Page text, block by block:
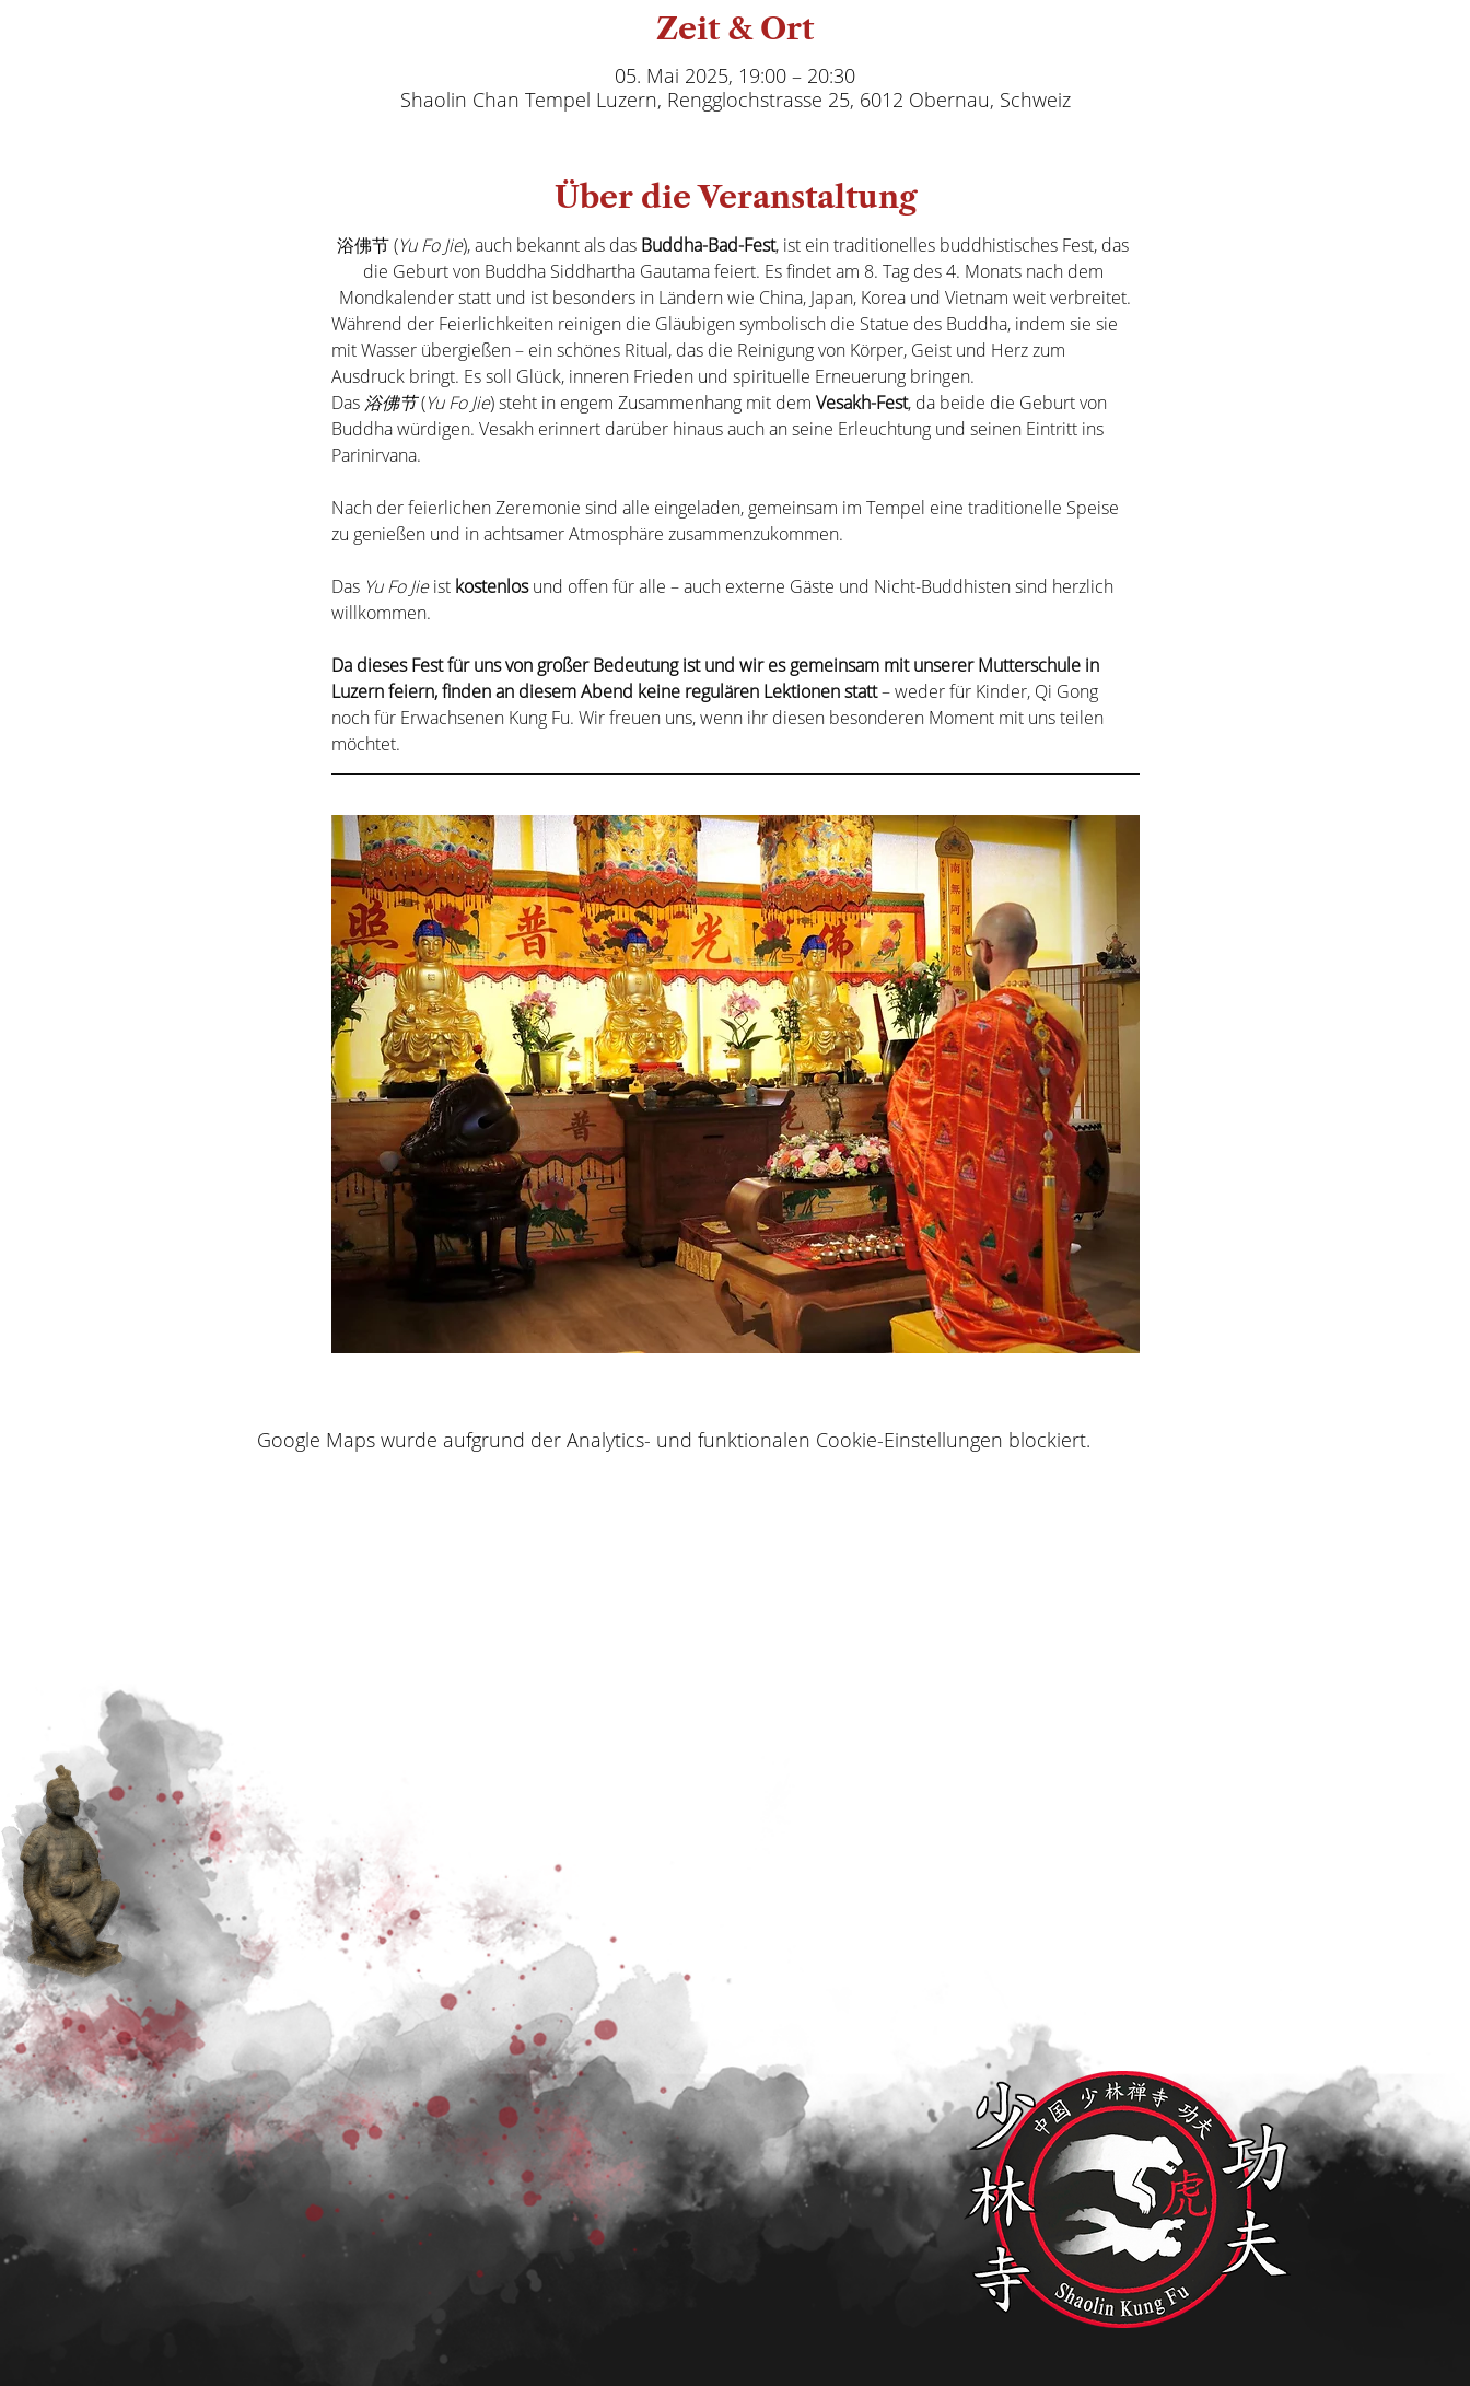
Zeit & Ort
05. Mai 2025, 19:00 – 20:30
Shaolin Chan Tempel Luzern, Rengglochstrasse 25, 6012 Obernau, Schweiz
Über die Veranstaltung
浴佛节 (Yu Fo Jie), auch bekannt als das Buddha-Bad-Fest, ist ein traditionelles buddhistisches Fest, das
die Geburt von Buddha Siddhartha Gautama feiert. Es findet am 8. Tag des 4. Monats nach dem
Mondkalender statt und ist besonders in Ländern wie China, Japan, Korea und Vietnam weit verbreitet.
Während der Feierlichkeiten reinigen die Gläubigen symbolisch die Statue des Buddha, indem sie sie
mit Wasser übergießen – ein schönes Ritual, das die Reinigung von Körper, Geist und Herz zum
Ausdruck bringt. Es soll Glück, inneren Frieden und spirituelle Erneuerung bringen.
Das 浴佛节 (Yu Fo Jie) steht in engem Zusammenhang mit dem Vesakh-Fest, da beide die Geburt von
Buddha würdigen. Vesakh erinnert darüber hinaus auch an seine Erleuchtung und seinen Eintritt ins
Parinirvana.
Nach der feierlichen Zeremonie sind alle eingeladen, gemeinsam im Tempel eine traditionelle Speise
zu genießen und in achtsamer Atmosphäre zusammenzukommen.
Das Yu Fo Jie ist kostenlos und offen für alle – auch externe Gäste und Nicht-Buddhisten sind herzlich
willkommen.
Da dieses Fest für uns von großer Bedeutung ist und wir es gemeinsam mit unserer Mutterschule in
Luzern feiern, finden an diesem Abend keine regulären Lektionen statt – weder für Kinder, Qi Gong
noch für Erwachsenen Kung Fu. Wir freuen uns, wenn ihr diesen besonderen Moment mit uns teilen
möchtet.
Google Maps wurde aufgrund der Analytics- und funktionalen Cookie-Einstellungen blockiert.